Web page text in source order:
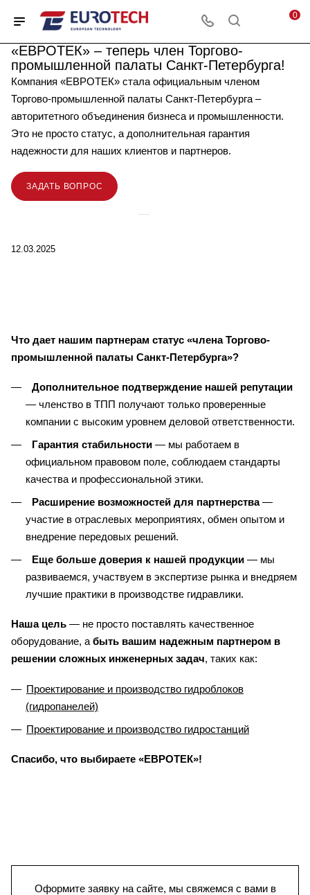
0
«ЕВРОТЕК» – теперь член Торгово-
промышленной палаты Санкт-Петербурга!
Компания «ЕВРОТЕК» стала официальным членом
Торгово-промышленной палаты Санкт-Петербурга –
авторитетного объединения бизнеса и промышленности.
Это не просто статус, а дополнительная гарантия
надежности для наших клиентов и партнеров.
ЗАДАТЬ ВОПРОС
12.03.2025
Что дает нашим партнерам статус «члена Торгово-
промышленной палаты Санкт-Петербурга»?
Дополнительное подтверждение нашей репутации
— членство в ТПП получают только проверенные
компании с высоким уровнем деловой ответственности.
Гарантия стабильности — мы работаем в
официальном правовом поле, соблюдаем стандарты
качества и профессиональной этики.
Расширение возможностей для партнерства—
участие в отраслевых мероприятиях, обмен опытом и
внедрение передовых решений.
Еще больше доверия к нашей продукции — мы
развиваемся, участвуем в экспертизе рынка и внедряем
лучшие практики в производстве гидравлики.
Наша цель — не просто поставлять качественное
оборудование, а быть вашим надежным партнером в
решении сложных инженерных задач, таких как:
Проектирование и производство гидроблоков
(гидропанелей)
Проектирование и производство гидростанций
Спасибо, что выбираете «ЕВРОТЕК»!
Оформите заявку на сайте, мы свяжемся с вами в